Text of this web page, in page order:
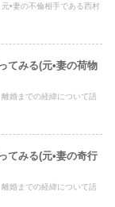
•妻の不倫相手である西村
てみる(元•妻の荷物
婚までの経緯について語
てみる(元•妻の奇行
婚までの経緯について語